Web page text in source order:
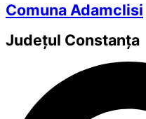
Comuna Adamclisi
Județul Constanța